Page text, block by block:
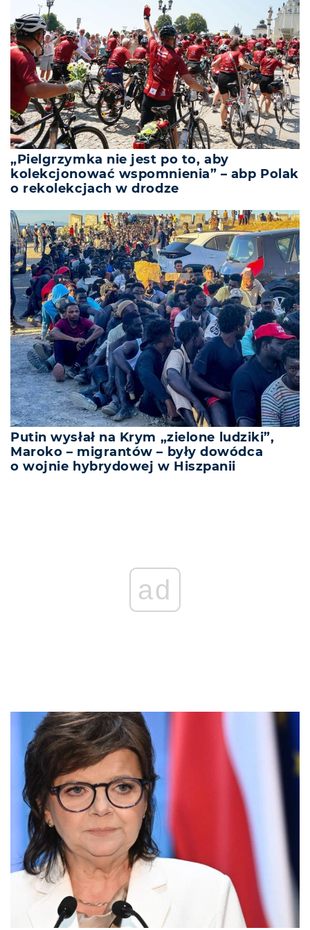
„Pielgrzymka nie jest po to, aby
kolekcjonować wspomnienia” – abp Polak
o rekolekcjach w drodze
Putin wysłał na Krym „zielone ludziki”,
Maroko – migrantów – były dowódca
o wojnie hybrydowej w Hiszpanii
ad